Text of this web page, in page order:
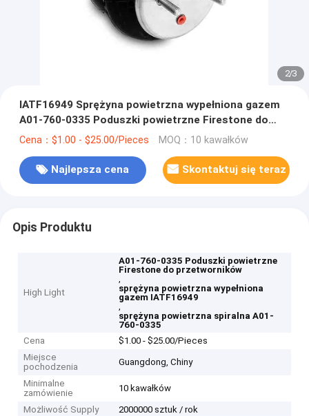
2/3
IATF16949 Sprężyna powietrzna wypełniona gazem
A01-760-0335 Poduszki powietrzne Firestone do
przetworników
Cena：$1.00 - $25.00/Pieces MOQ：10 kawałków
Najlepsza cena Skontaktuj się teraz
Opis Produktu
High Light
A01-760-0335 Poduszki powietrzne
Firestone do przetworników
,
sprężyna powietrzna wypełniona
gazem IATF16949
,
sprężyna powietrzna spiralna A01-
760-0335
Cena
$1.00 - $25.00/Pieces
Miejsce
pochodzenia
Guangdong, Chiny
Minimalne
zamówienie
10 kawałków
Możliwość Supply
2000000 sztuk / rok